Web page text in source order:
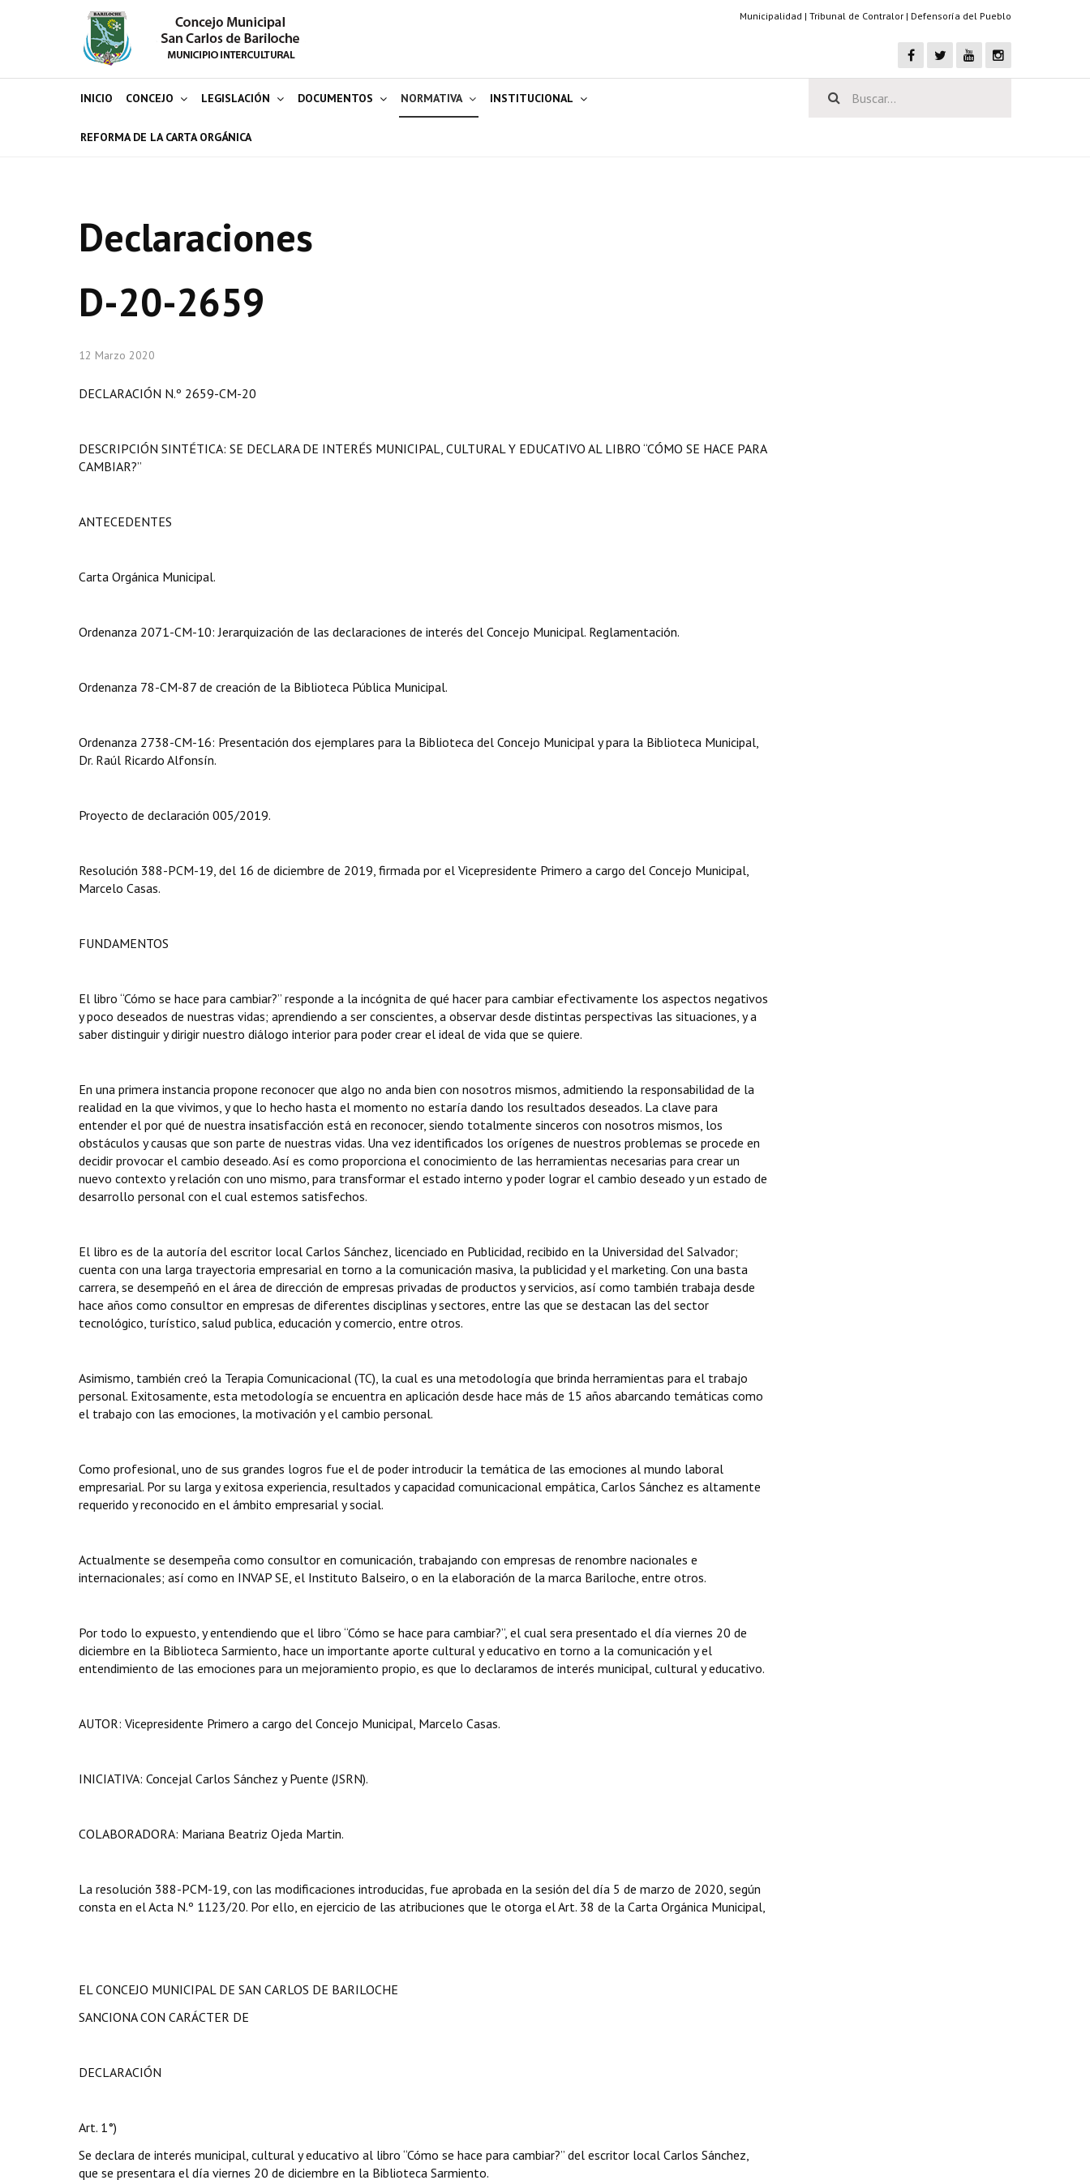
Municipalidad | Tribunal de Contralor | Defensoría del Pueblo
INICIO CONCEJO LEGISLACIÓN DOCUMENTOS NORMATIVA INSTITUCIONAL
REFORMA DE LA CARTA ORGÁNICA
Declaraciones
D-20-2659
12 Marzo 2020
DECLARACIÓN N.º 2659-CM-20
DESCRIPCIÓN SINTÉTICA: SE DECLARA DE INTERÉS MUNICIPAL, CULTURAL Y EDUCATIVO AL LIBRO “CÓMO SE HACE PARA
CAMBIAR?”
ANTECEDENTES
Carta Orgánica Municipal.
Ordenanza 2071-CM-10: Jerarquización de las declaraciones de interés del Concejo Municipal. Reglamentación.
Ordenanza 78-CM-87 de creación de la Biblioteca Pública Municipal.
Ordenanza 2738-CM-16: Presentación dos ejemplares para la Biblioteca del Concejo Municipal y para la Biblioteca Municipal,
Dr. Raúl Ricardo Alfonsín.
Proyecto de declaración 005/2019.
Resolución 388-PCM-19, del 16 de diciembre de 2019, firmada por el Vicepresidente Primero a cargo del Concejo Municipal,
Marcelo Casas.
FUNDAMENTOS
El libro “Cómo se hace para cambiar?” responde a la incógnita de qué hacer para cambiar efectivamente los aspectos negativos
y poco deseados de nuestras vidas; aprendiendo a ser conscientes, a observar desde distintas perspectivas las situaciones, y a
saber distinguir y dirigir nuestro diálogo interior para poder crear el ideal de vida que se quiere.
En una primera instancia propone reconocer que algo no anda bien con nosotros mismos, admitiendo la responsabilidad de la
realidad en la que vivimos, y que lo hecho hasta el momento no estaría dando los resultados deseados. La clave para
entender el por qué de nuestra insatisfacción está en reconocer, siendo totalmente sinceros con nosotros mismos, los
obstáculos y causas que son parte de nuestras vidas. Una vez identificados los orígenes de nuestros problemas se procede en
decidir provocar el cambio deseado. Así es como proporciona el conocimiento de las herramientas necesarias para crear un
nuevo contexto y relación con uno mismo, para transformar el estado interno y poder lograr el cambio deseado y un estado de
desarrollo personal con el cual estemos satisfechos.
El libro es de la autoría del escritor local Carlos Sánchez, licenciado en Publicidad, recibido en la Universidad del Salvador;
cuenta con una larga trayectoria empresarial en torno a la comunicación masiva, la publicidad y el marketing. Con una basta
carrera, se desempeñó en el área de dirección de empresas privadas de productos y servicios, así como también trabaja desde
hace años como consultor en empresas de diferentes disciplinas y sectores, entre las que se destacan las del sector
tecnológico, turístico, salud publica, educación y comercio, entre otros.
Asimismo, también creó la Terapia Comunicacional (TC), la cual es una metodología que brinda herramientas para el trabajo
personal. Exitosamente, esta metodología se encuentra en aplicación desde hace más de 15 años abarcando temáticas como
el trabajo con las emociones, la motivación y el cambio personal.
Como profesional, uno de sus grandes logros fue el de poder introducir la temática de las emociones al mundo laboral
empresarial. Por su larga y exitosa experiencia, resultados y capacidad comunicacional empática, Carlos Sánchez es altamente
requerido y reconocido en el ámbito empresarial y social.
Actualmente se desempeña como consultor en comunicación, trabajando con empresas de renombre nacionales e
internacionales; así como en INVAP SE, el Instituto Balseiro, o en la elaboración de la marca Bariloche, entre otros.
Por todo lo expuesto, y entendiendo que el libro “Cómo se hace para cambiar?”, el cual sera presentado el día viernes 20 de
diciembre en la Biblioteca Sarmiento, hace un importante aporte cultural y educativo en torno a la comunicación y el
entendimiento de las emociones para un mejoramiento propio, es que lo declaramos de interés municipal, cultural y educativo.
AUTOR: Vicepresidente Primero a cargo del Concejo Municipal, Marcelo Casas.
INICIATIVA: Concejal Carlos Sánchez y Puente (JSRN).
COLABORADORA: Mariana Beatriz Ojeda Martin.
La resolución 388-PCM-19, con las modificaciones introducidas, fue aprobada en la sesión del día 5 de marzo de 2020, según
consta en el Acta N.º 1123/20. Por ello, en ejercicio de las atribuciones que le otorga el Art. 38 de la Carta Orgánica Municipal,
EL CONCEJO MUNICIPAL DE SAN CARLOS DE BARILOCHE
SANCIONA CON CARÁCTER DE
DECLARACIÓN
Art. 1°)
Se declara de interés municipal, cultural y educativo al libro “Cómo se hace para cambiar?” del escritor local Carlos Sánchez,
que se presentara el día viernes 20 de diciembre en la Biblioteca Sarmiento.